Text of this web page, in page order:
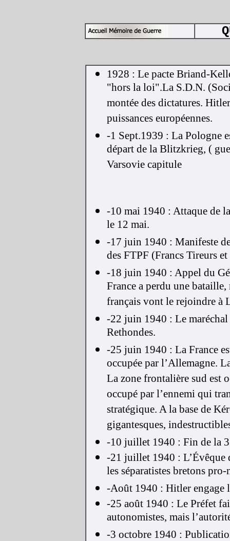
1928 : Le pacte Briand-
"hors la loi".La S.D.N.
montée des dictatures.
puissances européennes.
-1 Sept.1939 : La Pologne
départ de la Blitzkrieg, (
Varsovie capitule
-10 mai 1940 : Attaque de
le 12 mai.
-17 juin 1940 : Manifeste
des FTPF (Francs Tireurs
-18 juin 1940 : Appel du
France a perdu une
français vont le rejoindre à
-22 juin 1940 : Le maréchal
Rethondes.
-25 juin 1940 : La France
occupée par l’Allemagne.
La zone frontalière sud est
occupé par l’ennemi qui
stratégique. A la base de
gigantesques,
-10 juillet 1940 : Fin de la
-21 juillet 1940 : L’Évêque
les séparatistes bretons pro-
-Août 1940 : Hitler engage
-25 août 1940 : Le Préfet
autonomistes, mais
-3 octobre 1940 :